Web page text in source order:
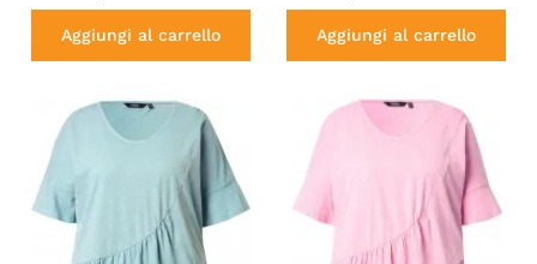
Aggiungi al carrello Aggiungi al carrello